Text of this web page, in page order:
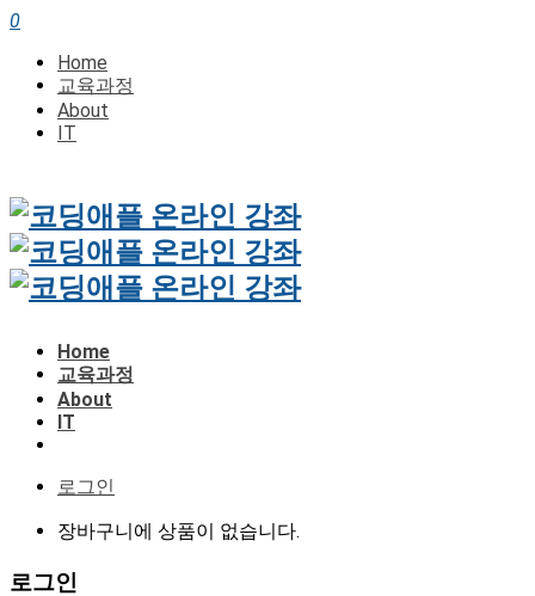
0
Home
교육과정
About
IT
Home
교육과정
About
IT
로그인
장바구니에 상품이 없습니다.
로그인